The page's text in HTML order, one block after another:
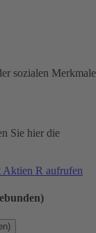
sozialen
Sie hier die
Aktien R aufrufen